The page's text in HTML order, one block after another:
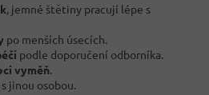
, jemné štětiny pracují lépe s
po menších úsecích.
podle doporučení odborníka.
vyměň.
s jinou osobou.